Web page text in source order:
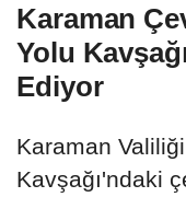
Karaman
Yolu
Ediyor
Karaman
Kavşağı'ndaki